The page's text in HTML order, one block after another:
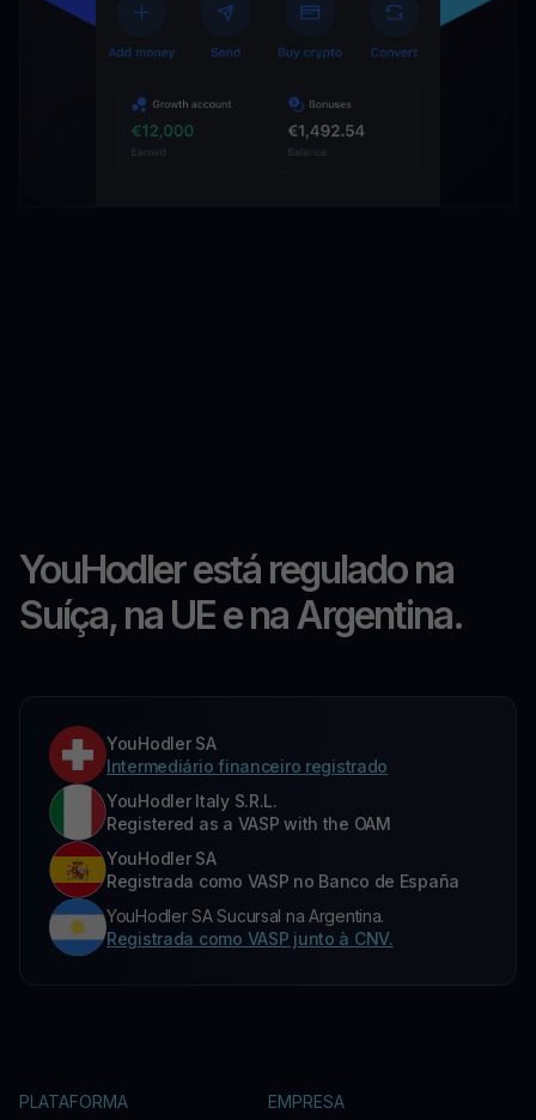
YouHodler está regulado na
Suíça, na UE e na Argentina.
YouHodler SA
Intermediário financeiro registrado
YouHodler Italy S.R.L.
Registered as a VASP with the OAM
YouHodler SA
Registrada como VASP no Banco de España
YouHodler SA Sucursal na Argentina.
Registrada como VASP junto à CNV.
PLATAFORMA EMPRESA